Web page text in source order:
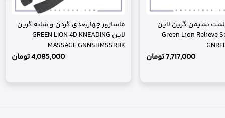
نشیمن گرین لاین
Green Lion Relieve
7,717,000تومان
ماساژور چهاربعدی گردن و شانه گرین
لاین GREEN LION 4D KNEADING
MASSAGE GNNSHMSSRBK
4,085,000تومان